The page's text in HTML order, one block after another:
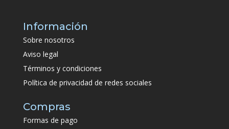
Información
Sobre nosotros
Aviso legal
Términos y condiciones
Política de privacidad de redes sociales
Compras
Formas de pago